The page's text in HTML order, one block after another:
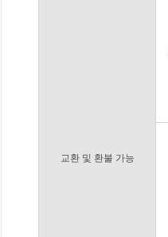
교환 및 환불 가능